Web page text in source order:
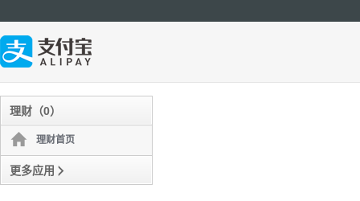
理财（0）
~ 理财首页
更多应用 å